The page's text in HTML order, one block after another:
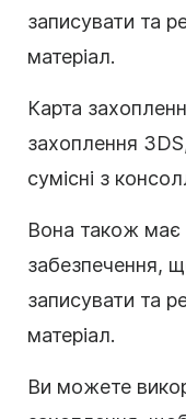
записувати та
матеріал.
Карта
захоплення
сумісні з
Вона також має
забезпечення,
записувати та
матеріал.
Ви можете